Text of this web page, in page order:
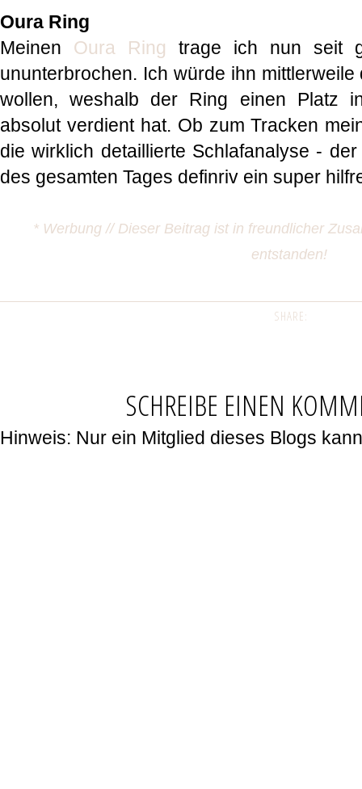
Oura Ring
Meinen Oura Ring trage ich nun seit
ununterbrochen. Ich würde ihn
wollen, weshalb der Ring einen Platz
absolut verdient hat. Ob zum Tracken
die wirklich detaillierte Schlafanalyse -
des gesamten Tages definriv ein super
* Werbung // Dieser Beitrag ist in freundlicher
entstanden!
SHARE:
SCHREIBE EINEN
Hinweis: Nur ein Mitglied dieses Blogs